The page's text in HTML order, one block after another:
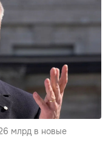
млрд в новые